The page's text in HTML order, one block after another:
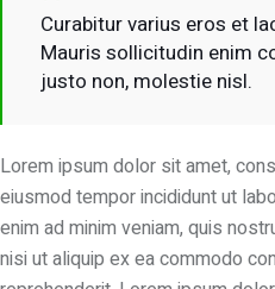
Curabitur varius eros et
Mauris sollicitudin enim
justo non, molestie nisl.
Lorem ipsum dolor sit amet,
eiusmod tempor incididunt ut
enim ad minim veniam, quis
nisi ut aliquip ex ea commodo